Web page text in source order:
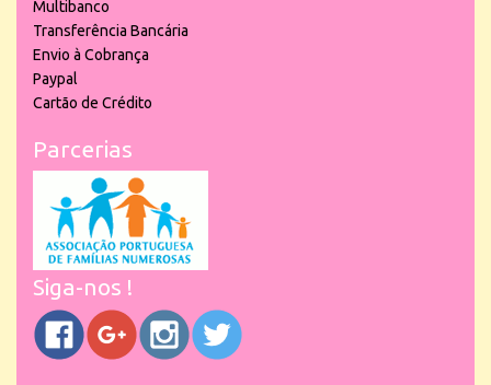
Multibanco
Transferência Bancária
Envio à Cobrança
Paypal
Cartão de Crédito
Parcerias
Siga-nos !